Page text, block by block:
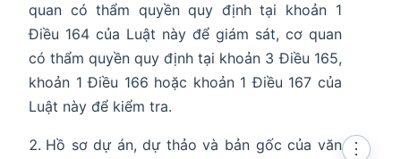
quan có thẩm quyền quy định tại khoản 1
Điều 164 của Luật này để giám sát, cơ quan
có thẩm quyền quy định tại khoản 3 Điều 165,
khoản 1 Điều 166 hoặc khoản 1 Điều 167 của
Luật này để kiểm tra.
Hồ sơ dự án, dự thảo và bản gốc của văn
⋮